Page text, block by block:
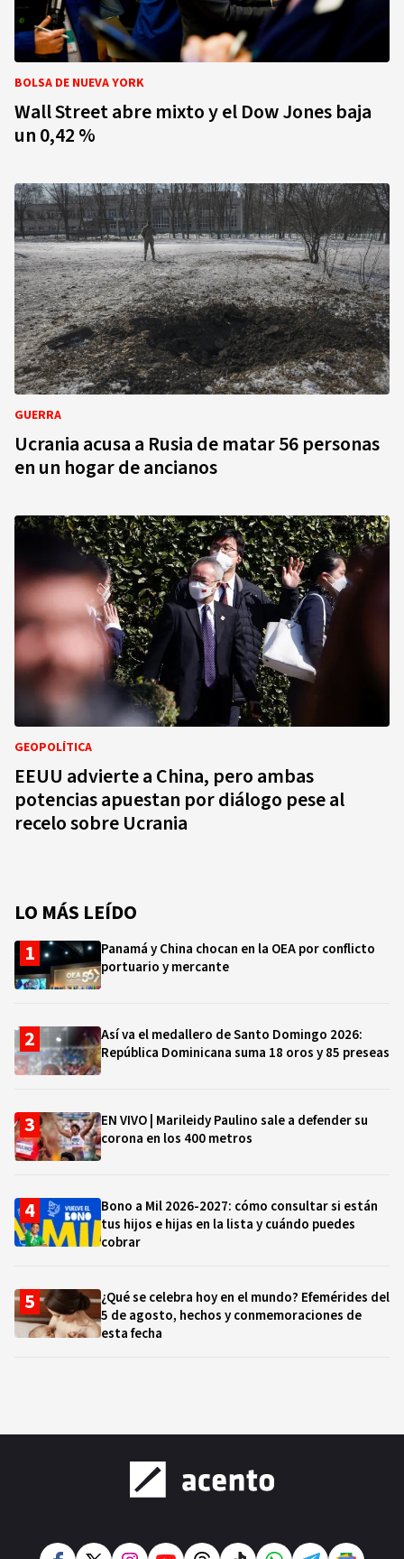
BOLSA DE NUEVA YORK
Wall Street abre mixto y el Dow Jones baja
un 0,42 %
GUERRA
Ucrania acusa a Rusia de matar 56 personas
en un hogar de ancianos
GEOPOLÍTICA
EEUU advierte a China, pero ambas
potencias apuestan por diálogo pese al
recelo sobre Ucrania
LO MÁS LEÍDO
Panamá y China chocan en la OEA por conflicto
portuario y mercante
Así va el medallero de Santo Domingo 2026:
República Dominicana suma 18 oros y 85 preseas
EN VIVO | Marileidy Paulino sale a defender su
corona en los 400 metros
Bono a Mil 2026-2027: cómo consultar si están
tus hijos e hijas en la lista y cuándo puedes
cobrar
¿Qué se celebra hoy en el mundo? Efemérides del
5 de agosto, hechos y conmemoraciones de
esta fecha